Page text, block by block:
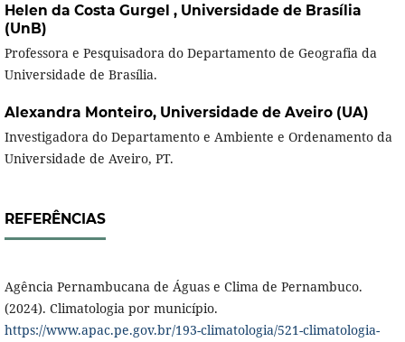
Helen da Costa Gurgel , Universidade de Brasília
(UnB)
Professora e Pesquisadora do Departamento de Geografia da
Universidade de Brasília.
Alexandra Monteiro, Universidade de Aveiro (UA)
Investigadora do Departamento e Ambiente e Ordenamento da
Universidade de Aveiro, PT.
REFERÊNCIAS
Agência Pernambucana de Águas e Clima de Pernambuco.
(2024). Climatologia por município.
https://www.apac.pe.gov.br/193-climatologia/521-climatologia-